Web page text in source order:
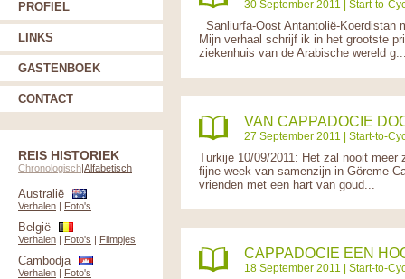
30 September 2011 | Start-to-
Sanliurfa-Oost Antantolië-Koerdistan
Mijn verhaal schrijf ik in het grootste
ziekenhuis van de Arabische wereld
VAN CAPPADOCIE
27 September 2011 | Start-to-
Turkije 10/09/2011: Het zal nooit
fijne week van samenzijn in Göreme-
vrienden met een hart van goud...
CAPPADOCIE EEN
18 September 2011 | Start-to-
PROFIEL
LINKS
GASTENBOEK
CONTACT
REIS HISTORIEK
Chronologisch|Alfabetisch
Australië
Verhalen | Foto's
België
Verhalen | Foto's | Filmpjes
Cambodja
Verhalen | Foto's